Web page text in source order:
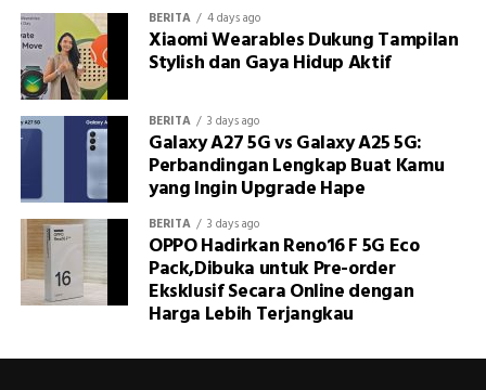
BERITA 4 days ago
Xiaomi Wearables Dukung Tampilan
Stylish dan Gaya Hidup Aktif
BERITA 3 days ago
Galaxy A27 5G vs Galaxy A25 5G:
Perbandingan Lengkap Buat Kamu
yang Ingin Upgrade Hape
BERITA 3 days ago
OPPO Hadirkan Reno16 F 5G Eco
Pack,Dibuka untuk Pre-order
Eksklusif Secara Online dengan
Harga Lebih Terjangkau